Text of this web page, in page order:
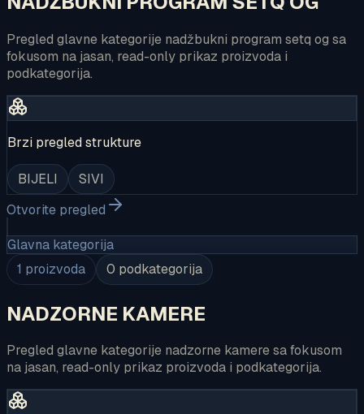
Pregled glavne kategorije nadžbukni program setq og sa
fokusom na jasan, read-only prikaz proizvoda i
podkategorija.
Brzi pregled strukture
BIJELI
SIVI
Otvorite pregled
Glavna kategorija
1 proizvoda 0 podkategorija
NADZORNE KAMERE
Pregled glavne kategorije nadzorne kamere sa fokusom
na jasan, read-only prikaz proizvoda i podkategorija.